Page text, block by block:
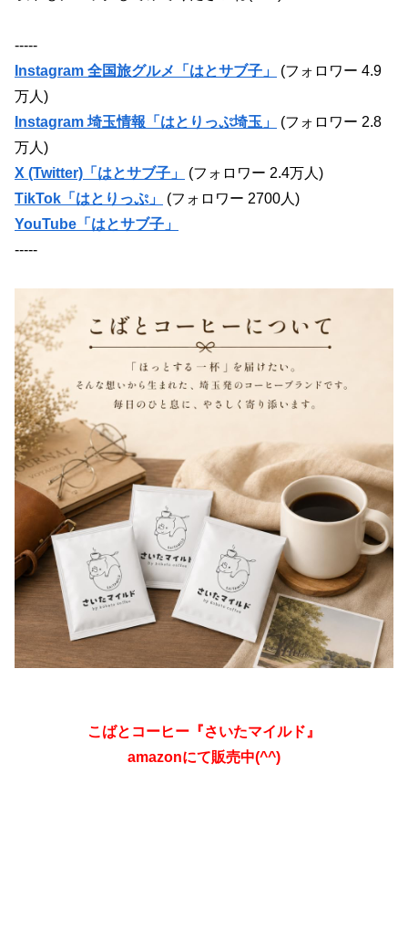
-----
Instagram 全国旅グルメ「はとサブ子」
(フォロワー 4.9
万人)
Instagram 埼玉情報「はとりっぷ埼玉」
(フォロワー 2.8
万人)
X (Twitter)「はとサブ子」
(フォロワー 2.4万人)
TikTok「はとりっぷ」
(フォロワー 2700人)
YouTube「はとサブ子」
-----
こばとコーヒー『さいたマイルド』
amazonにて販売中(^^)